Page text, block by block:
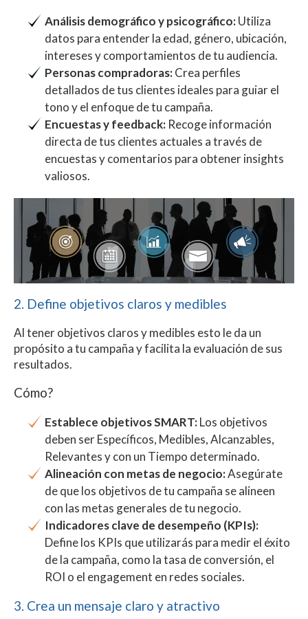
Análisis demográfico y psicográfico:Utiliza
datos para entender la edad, género, ubicación,
intereses y comportamientos de tu audiencia.
Personas compradoras:Crea perfiles
detallados de tus clientes ideales para guiar el
tono y el enfoque de tu campaña.
Encuestas y feedback: Recoge información
directa de tus clientes actuales a través de
encuestas y comentarios para obtener insights
valiosos.
2. Define objetivos claros y medibles
Al tener objetivos claros y medibles esto le da un
propósito a tu campaña y facilita la evaluación de sus
resultados.
Cómo?
Establece objetivos SMART:Los objetivos
deben ser Específicos, Medibles, Alcanzables,
Relevantes y con un Tiempo determinado.
Alineación con metas de negocio:Asegúrate
de que los objetivos de tu campaña se alineen
con las metas generales de tu negocio.
Indicadores clave de desempeño (KPIs):
Define los KPIs que utilizarás para medir el éxito
de la campaña, como la tasa de conversión, el
ROI o el engagement en redes sociales.
3. Crea un mensaje claro y atractivo